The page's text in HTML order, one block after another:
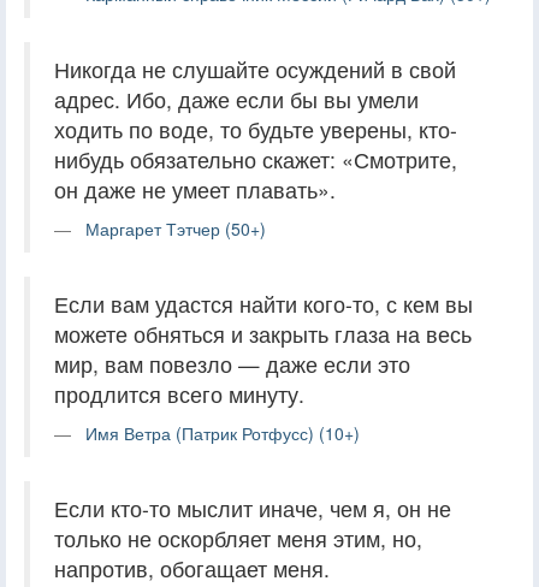
Никогда не слушайте осуждений в свой
адрес. Ибо, даже если бы вы умели
ходить по воде, то будьте уверены, кто-
нибудь обязательно скажет: «Смотрите,
он даже не умеет плавать».
Маргарет Тэтчер (50+)
Если вам удастся найти кого-то, с кем вы
можете обняться и закрыть глаза на весь
мир, вам повезло — даже если это
продлится всего минуту.
Имя Ветра (Патрик Ротфусс) (10+)
Если кто-то мыслит иначе, чем я, он не
только не оскорбляет меня этим, но,
напротив, обогащает меня.